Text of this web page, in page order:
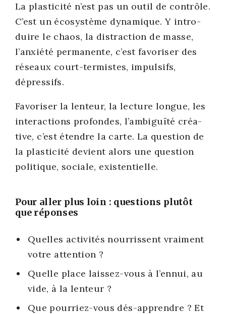
La plas­ti­ci­té n’est pas un outil de contrôle.
C’est un éco­sys­tème dyna­mique. Y intro­
duire le chaos, la dis­trac­tion de masse,
l’anxiété per­ma­nente, c’est favo­ri­ser des
réseaux court-ter­mistes, impul­sifs,
dépres­sifs.
Favo­ri­ser la len­teur, la lec­ture longue, les
inter­ac­tions pro­fondes, l’ambiguïté créa­
tive, c’est étendre la carte. La ques­tion de
la plas­ti­ci­té devient alors une ques­tion
poli­tique, sociale, exis­ten­tielle.
Pour aller plus loin : questions plutôt
que réponses
Quelles acti­vi­tés nour­rissent vrai­ment
votre atten­tion ?
Quelle place lais­sez-vous à l’ennui, au
vide, à la len­teur ?
Que pour­riez-vous dés-apprendre ? Et